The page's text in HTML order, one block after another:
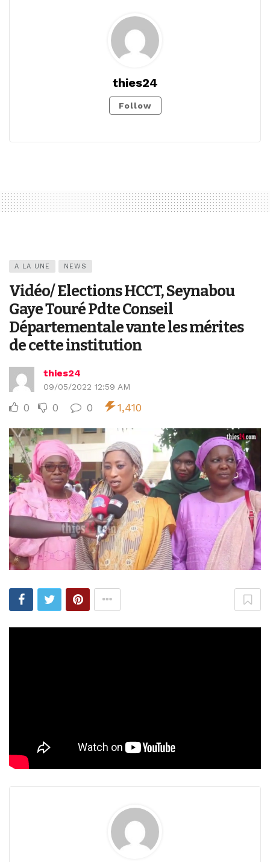
thies24
Follow
A LA UNE NEWS
Vidéo/ Elections HCCT, Seynabou
Gaye Touré Pdte Conseil
Départementale vante les mérites
de cette institution
thies24
09/05/2022 12:59 AM
0 0 0 1,410